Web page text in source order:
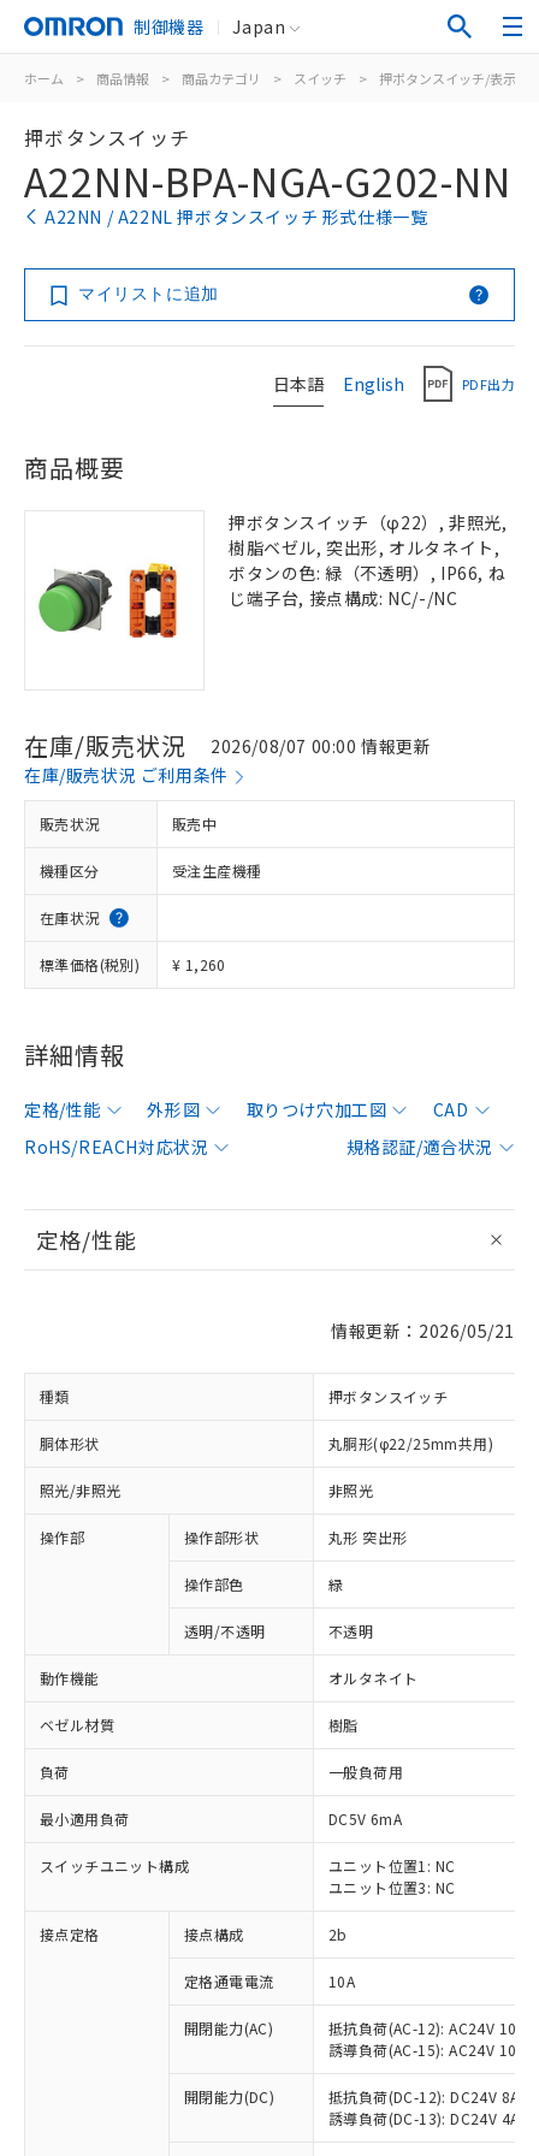
制御機器 Japan
ホーム > 商品情報 > 商品カテゴリ > スイッチ > 押ボタンスイッチ/表示灯
押ボタンスイッチ
A22NN-BPA-NGA-G202-NN
A22NN / A22NL 押ボタンスイッチ 形式仕様一覧
マイリストに追加
日本語 English PDF出力
商品概要
押ボタンスイッチ（φ22）, 非照光,
樹脂ベゼル, 突出形, オルタネイト,
ボタンの色: 緑（不透明）, IP66, ね
じ端子台, 接点構成: NC/-/NC
在庫/販売状況
2026/08/07 00:00 情報更新
在庫/販売状況 ご利用条件
販売状況 販売中
機種区分 受注生産機種
在庫状況
標準価格(税別) ¥ 1,260
詳細情報
定格/性能 外形図 取りつけ穴加工図
CAD
RoHS/REACH対応状況
規格認証/適合状況
定格/性能
情報更新：2026/05/21
種類 押ボタンスイッチ
胴体形状 丸胴形(φ22/25mm共用)
照光/非照光 非照光
操作部 操作部形状 丸形 突出形
操作部色 緑
透明/不透明 不透明
動作機能 オルタネイト
ベゼル材質 樹脂
負荷 一般負荷用
最小適用負荷 DC5V 6mA
スイッチユニット構成
ユニット位置1: NC
ユニット位置3: NC
接点定格 接点構成 2b
定格通電電流 10A
開閉能力(AC)
抵抗負荷(AC-12): AC24V 10A/
誘導負荷(AC-15): AC24V
開閉能力(DC)
抵抗負荷(DC-12): DC24V 8A/
誘導負荷(DC-13): DC24V 4A/
※1 対応状況
対応済み：EU RoHS指令（10物質）の
非含有に対応した製品が提供可能な商品で
対応予定：EU RoHS指令（10物質）の非含
有に対応した製品に切り替える予定のある